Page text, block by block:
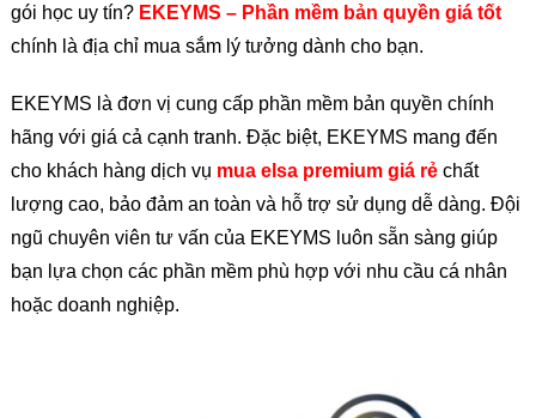
gói học uy tín? EKEYMS – Phần mềm bản quyền giá tốt
chính là địa chỉ mua sắm lý tưởng dành cho bạn.
EKEYMS là đơn vị cung cấp phần mềm bản quyền chính
hãng với giá cả cạnh tranh. Đặc biệt, EKEYMS mang đến
cho khách hàng dịch vụ mua elsa premium giá rẻchất
lượng cao, bảo đảm an toàn và hỗ trợ sử dụng dễ dàng. Đội
ngũ chuyên viên tư vấn của EKEYMS luôn sẵn sàng giúp
bạn lựa chọn các phần mềm phù hợp với nhu cầu cá nhân
hoặc doanh nghiệp.